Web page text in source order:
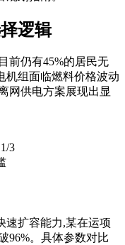
逻辑
前仍有45%的居民无
机组面临燃料价格波动
网供电方案展现出显
3
速扩容能力,某在运项
96%。具体参数对比